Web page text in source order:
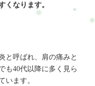
くなります。
と呼ばれ、肩の痛みと
も40代以降に多く見ら
います。